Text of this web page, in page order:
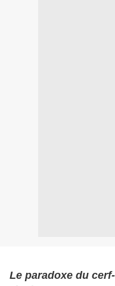
Le paradoxe du